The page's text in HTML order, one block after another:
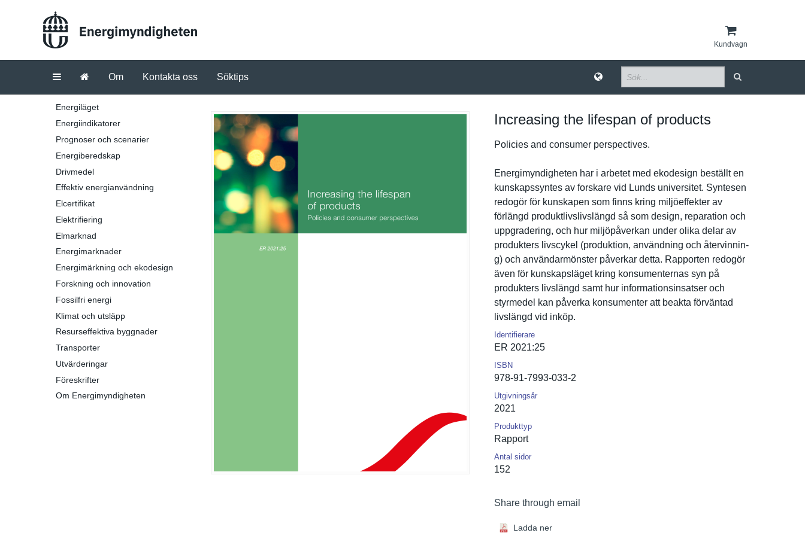
Kundvagn
Om Kontakta oss Söktips
Energiläget
Energiindikatorer
Prognoser och scenarier
Energiberedskap
Drivmedel
Effektiv energianvändning
Elcertifikat
Elektrifiering
Elmarknad
Energimarknader
Energimärkning och ekodesign
Forskning och innovation
Fossilfri energi
Klimat och utsläpp
Resurseffektiva byggnader
Transporter
Utvärderingar
Föreskrifter
Om Energimyndigheten
Increasing the lifespan of products
Policies and consumer perspectiv­es.
Energimynd­igheten har i arbetet med ekodesign beställt en
kunskapssy­ntes av forskare vid Lunds universite­t. Syntesen
redogör för kunskapen som finns kring miljöeffek­ter av
förlängd produktliv­slivslängd så som design, reparation och
uppgraderi­ng, och hur miljöpåver­kan under olika delar av
produkters livscykel (produktio­n, användning och återvinnin­
g) och användarmö­nster påverkar detta. Rapporten redogör
även för kunskapslä­get kring konsumente­rnas syn på
produkters livslängd samt hur informatio­nsinsatser och
styrmedel kan påverka konsumente­r att beakta förväntad
livslängd vid inköp.
Identifierare
ER 2021:25
ISBN
978-91-7993-033-2
Utgivningsår
2021
Produkttyp
Rapport
Antal sidor
152
Share through email
Ladda ner